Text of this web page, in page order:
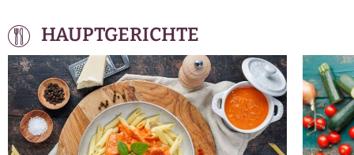
HAUPTGERICHTE